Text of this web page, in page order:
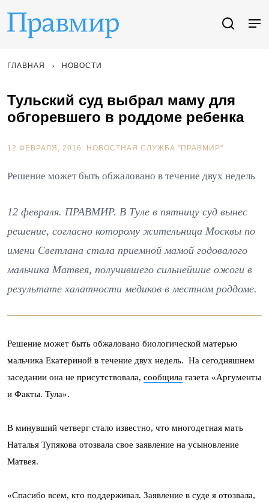
ГЛАВНАЯ НОВОСТИ
Тульский суд выбрал маму для
обгоревшего в роддоме ребенка
12 ФЕВРАЛЯ, 2016. НОВОСТНАЯ СЛУЖБА "ПРАВМИР"
Решение может быть обжаловано в течение двух недель
12 февраля. ПРАВМИР. В Туле в пятницу суд вынес
решение, согласно которому жительница Москвы по
имени Светлана стала приемной мамой годовалого
мальчика Матвея, получившего сильнейшие ожоги в
результате халатности медиков в местном роддоме.
Решение может быть обжаловано биологической матерью
мальчика Екатериной в течение двух недель. На сегодняшнем
заседании она не присутствовала, сообщила газета «Аргументы
и Факты. Тула».
В минувший четверг стало известно, что многодетная мать
Наталья Тупякова отозвала свое заявление на усыновление
Матвея.
«Спасибо всем, кто поддерживал. Заявление в суде я отозвала,